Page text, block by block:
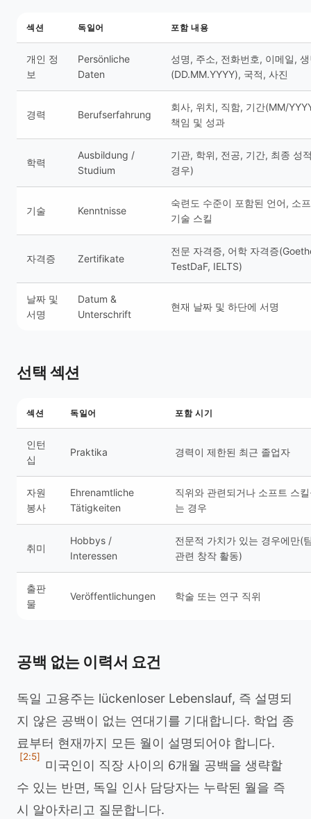
섹션 독일어 포함 내용
개인 정
보
Persönliche
Daten
성명, 주소, 전화번호, 이메일,
(DD.MM.YYYY), 국적, 사진
경력 Berufserfahrung
회사, 위치, 직함, 기간(MM/
책임 및 성과
학력
Ausbildung /
Studium
기관, 학위, 전공, 기간, 최종 성
경우)
기술 Kenntnisse
숙련도 수준이 포함된 언어, 소
기술 스킬
자격증 Zertifikate
전문 자격증, 어학 자격증
TestDaF, IELTS)
날짜 및
서명
Datum &
Unterschrift
현재 날짜 및 하단에 서명
선택 섹션
섹션 독일어 포함 시기
인턴
십
Praktika 경력이 제한된 최근 졸업자
자원
봉사
Ehrenamtliche
Tätigkeiten
직위와 관련되거나 소프트 스
는 경우
취미
Hobbys /
Interessen
전문적 가치가 있는 경우에만(
관련 창작 활동)
출판
물
Veröffentlichungen 학술 또는 연구 직위
공백 없는 이력서 요건
독일 고용주는 lückenloser Lebenslauf, 즉 설명되
지 않은 공백이 없는 연대기를 기대합니다. 학업 종
료부터 현재까지 모든 월이 설명되어야 합니다.
[2:5]
미국인이 직장 사이의 6개월 공백을 생략할
수 있는 반면, 독일 인사 담당자는 누락된 월을 즉
시 알아차리고 질문합니다.